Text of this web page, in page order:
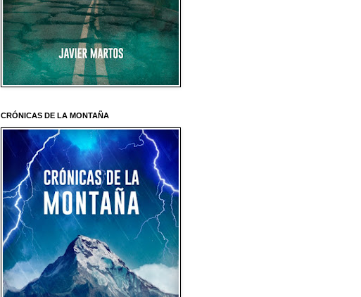
CRÓNICAS DE LA MONTAÑA